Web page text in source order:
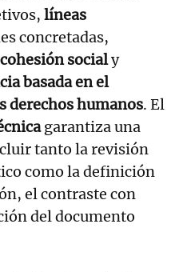
líneas
concretadas,
cohesión socialy
basada en el
derechos humanos. El
garantiza una
tanto la revisión
como la definición
el contraste con
del documento